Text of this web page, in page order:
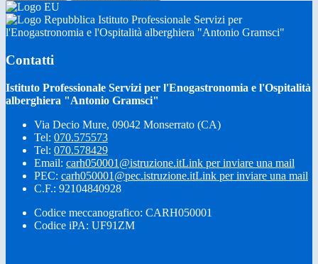
Istituto Professionale Servizi per
l'Enogastronomia e l'Ospitalità alberghiera "Antonio Gramsci"
Contatti
Istituto Professionale Servizi per l'Enogastronomia e l'Ospitalità
alberghiera "Antonio Gramsci"
Via Decio Mure, 09042 Monserrato (CA)
Tel: 070.575573
Tel: 070.578429
Email: carh050001@istruzione.itLink per inviare una mail
PEC: carh050001@pec.istruzione.itLink per inviare una mail
C.F.: 92104840928
Codice meccanografico: CARH050001
Codice iPA: UF91ZM